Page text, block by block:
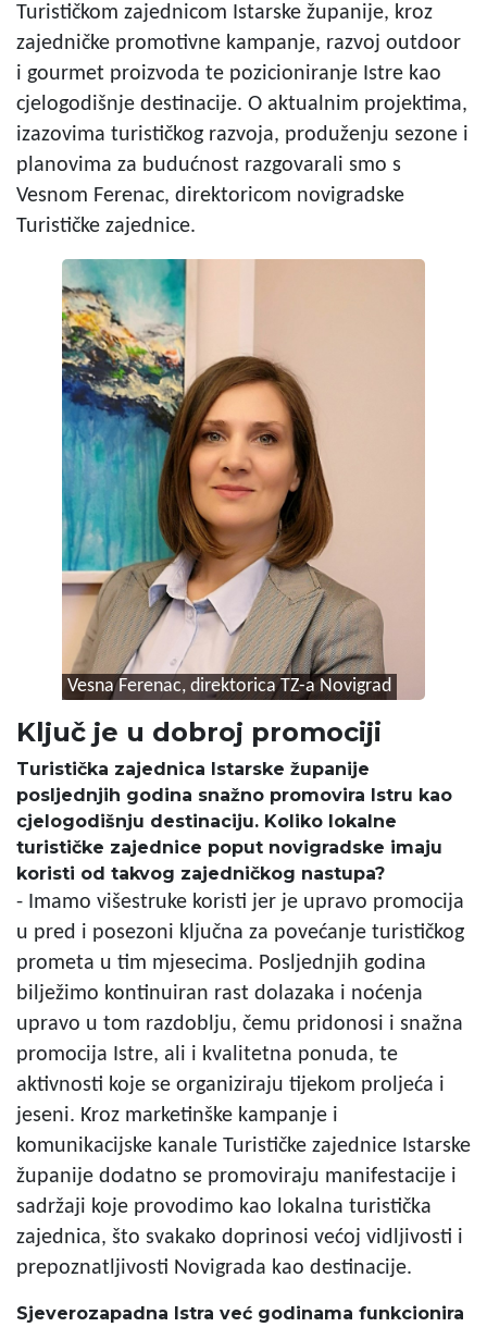
Turističkom zajednicom Istarske županije, kroz
zajedničke promotivne kampanje, razvoj outdoor
i gourmet proizvoda te pozicioniranje Istre kao
cjelogodišnje destinacije. O aktualnim projektima,
izazovima turističkog razvoja, produženju sezone i
planovima za budućnost razgovarali smo s
Vesnom Ferenac, direktoricom novigradske
Turističke zajednice.
Vesna Ferenac, direktorica TZ-a Novigrad
Ključ je u dobroj promociji
Turistička zajednica Istarske županije
posljednjih godina snažno promovira Istru kao
cjelogodišnju destinaciju. Koliko lokalne
turističke zajednice poput novigradske imaju
koristi od takvog zajedničkog nastupa?
- Imamo višestruke koristi jer je upravo promocija
u pred i posezoni ključna za povećanje turističkog
prometa u tim mjesecima. Posljednjih godina
bilježimo kontinuiran rast dolazaka i noćenja
upravo u tom razdoblju, čemu pridonosi i snažna
promocija Istre, ali i kvalitetna ponuda, te
aktivnosti koje se organiziraju tijekom proljeća i
jeseni. Kroz marketinške kampanje i
komunikacijske kanale Turističke zajednice Istarske
županije dodatno se promoviraju manifestacije i
sadržaji koje provodimo kao lokalna turistička
zajednica, što svakako doprinosi većoj vidljivosti i
prepoznatljivosti Novigrada kao destinacije.
Sjeverozapadna Istra već godinama funkcionira